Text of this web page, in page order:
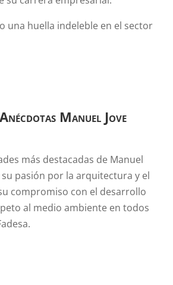
una huella indeleble en el sector
Manuel Jove
más destacadas de Manuel
su pasión por la arquitectura y el
compromiso con el desarrollo
al medio ambiente en todos